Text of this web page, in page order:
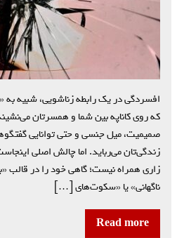
افسردگی در یک رابطه زناشویی، شبیه
که روی کاناپه بین شما و همسرتان
صمیمیت، میل جنسی و حتی توانایی
زندگی‌تان می‌رباید. اما چالش اصلی
زاری همراه نیست؛ گاهی خود را در قالب
ناگهانی» یا «سکوت‌های […]
Read more